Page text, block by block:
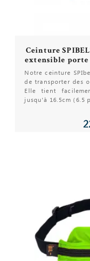
Ceinture
extensible
Notre ceinture
de transporter des
Elle tient
jusqu'à 16.5cm (6.5